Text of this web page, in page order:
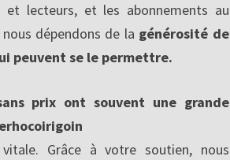
et lecteurs, et les abonnements au
dépendons de la générosité de
peuvent se le permettre.
prix ont souvent une grande
Grâce à votre soutien, nous